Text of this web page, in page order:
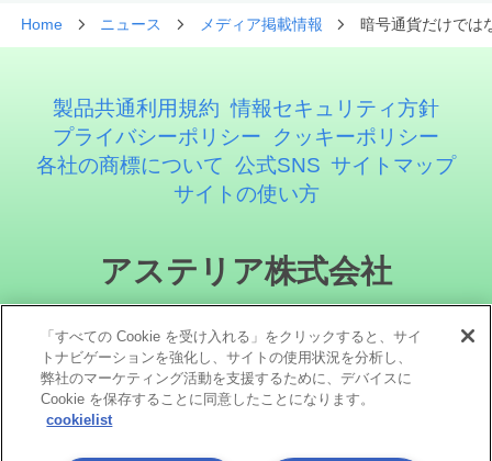
Home ニュース メディア掲載情報 暗号通貨だけでは
製品共通利用規約 情報セキュリティ方針
プライバシーポリシー
クッキーポリシー
各社の商標について 公式SNS サイトマップ
サイトの使い方
アステリア株式会社
「すべての Cookie を受け入れる」をクリックすると、サイ
トナビゲーションを強化し、サイトの使用状況を分析し、
弊社のマーケティング活動を支援するために、デバイスに
Cookie を保存することに同意したことになります。
cookielist